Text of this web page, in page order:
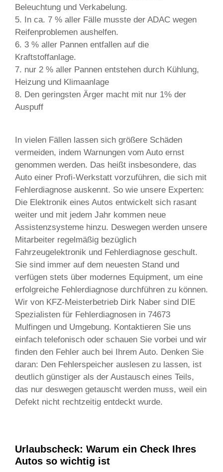
Beleuchtung und Verkabelung.
5. In ca. 7 % aller Fälle musste der ADAC wegen
Reifenproblemen aushelfen.
6. 3 % aller Pannen entfallen auf die
Kraftstoffanlage.
7. nur 2 % aller Pannen entstehen durch Kühlung,
Heizung und Klimaanlage
8. Den geringsten Ärger macht mit nur 1% der
Auspuff
In vielen Fällen lassen sich größere Schäden
vermeiden, indem Warnungen vom Auto ernst
genommen werden. Das heißt insbesondere, das
Auto einer Profi-Werkstatt vorzuführen, die sich mit
Fehlerdiagnose auskennt. So wie unsere Experten:
Die Elektronik eines Autos entwickelt sich rasant
weiter und mit jedem Jahr kommen neue
Assistenzsysteme hinzu. Deswegen werden unsere
Mitarbeiter regelmäßig bezüglich
Fahrzeugelektronik und Fehlerdiagnose geschult.
Sie sind immer auf dem neuesten Stand und
verfügen stets über modernes Equipment, um eine
erfolgreiche Fehlerdiagnose durchführen zu können.
Wir von KFZ-Meisterbetrieb Dirk Naber sind DIE
Spezialisten für Fehlerdiagnosen in 74673
Mulfingen und Umgebung. Kontaktieren Sie uns
einfach telefonisch oder schauen Sie vorbei und wir
finden den Fehler auch bei Ihrem Auto. Denken Sie
daran: Den Fehlerspeicher auslesen zu lassen, ist
deutlich günstiger als der Austausch eines Teils,
das nur deswegen getauscht werden muss, weil ein
Defekt nicht rechtzeitig entdeckt wurde.
Urlaubscheck: Warum ein Check Ihres
Autos so wichtig ist